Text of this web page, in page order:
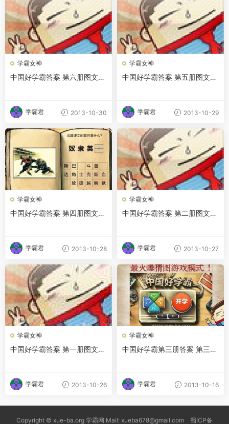
学霸女神
中国好学霸答案 第六册图文攻
学霸君 2013-10-30
学霸女神
中国好学霸答案 第五册图文攻
学霸君 2013-10-29
学霸女神
中国好学霸答案 第四册图文攻
学霸君 2013-10-28
学霸女神
中国好学霸答案 第二册图文攻
学霸君 2013-10-27
学霸女神
中国好学霸答案 第一册图文攻
学霸君 2013-10-26
学霸女神
中国好学霸第三册答案 第三大
学霸君 2013-10-16
Copyright © xue-ba.org 学霸网 Mail: xueba678@gmail.com 蜀ICP备